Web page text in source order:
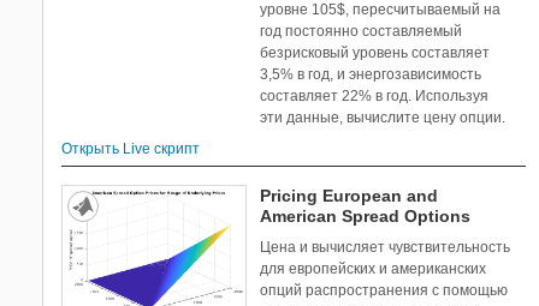
уровне 105$, пересчитываемый на
год постоянно составляемый
безрисковый уровень составляет
3,5% в год, и энергозависимость
составляет 22% в год. Используя
эти данные, вычислите цену опции.
Открыть Live скрипт
Pricing European and
American Spread Options
Цена и вычисляет чувствительность
для европейских и американских
опций распространения с помощью